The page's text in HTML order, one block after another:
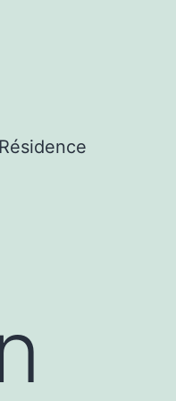
Résidence